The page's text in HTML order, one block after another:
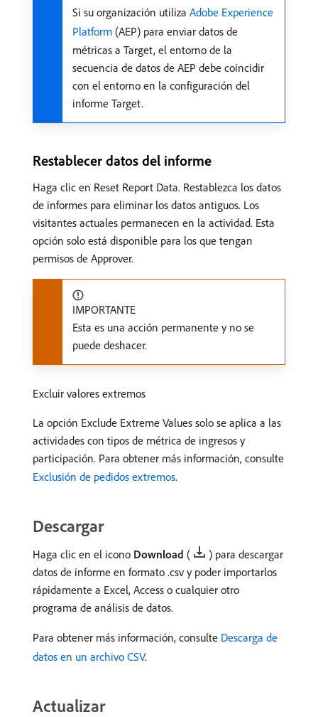
Si su organización utiliza Adobe Experience
Platform (AEP) para enviar datos de
métricas a Target, el entorno de la
secuencia de datos de AEP debe coincidir
con el entorno en la configuración del
informe Target.
Restablecer datos del informe
Haga clic en Reset Report Data. Restablezca los datos
de informes para eliminar los datos antiguos. Los
visitantes actuales permanecen en la actividad. Esta
opción solo está disponible para los que tengan
permisos de Approver.
IMPORTANTE
Esta es una acción permanente y no se
puede deshacer.
Excluir valores extremos
La opción Exclude Extreme Values solo se aplica a las
actividades con tipos de métrica de ingresos y
participación. Para obtener más información, consulte
Exclusión de pedidos extremos.
Descargar
Haga clic en el icono Download (
) para descargar
datos de informe en formato .csv y poder importarlos
rápidamente a Excel, Access o cualquier otro
programa de análisis de datos.
Para obtener más información, consulte Descarga de
datos en un archivo CSV.
Actualizar